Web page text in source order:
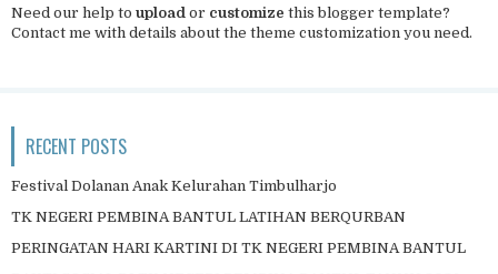
Need our help to upload or customize this blogger template?
Contact me with details about the theme customization you need.
RECENT POSTS
Festival Dolanan Anak Kelurahan Timbulharjo
TK NEGERI PEMBINA BANTUL LATIHAN BERQURBAN
PERINGATAN HARI KARTINI DI TK NEGERI PEMBINA BANTUL